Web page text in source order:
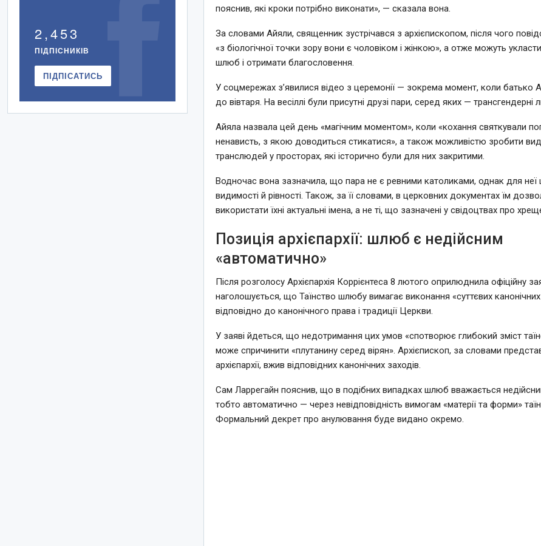
пояснив, які кроки потрібно виконати», — сказала вона.
За словами Айяли, священник зустрічався з архієпископом, після чого
«з біологічної точки зору вони є чоловіком і жінкою», а отже можуть
шлюб і отримати благословення.
У соцмережах з’явилися відео з церемонії — зокрема момент, коли батько
до вівтаря. На весіллі були присутні друзі пари, серед яких — трансгендерні
Айяла назвала цей день «магічним моментом», коли «кохання святкували
ненависть, з якою доводиться стикатися», а також можливістю зробити
транслюдей у просторах, які історично були для них закритими.
Водночас вона зазначила, що пара не є ревними католиками, однак для неї
видимості й рівності. Також, за її словами, в церковних документах їм
використати їхні актуальні імена, а не ті, що зазначені у свідоцтвах про
Позиція архієпархії: шлюб є недійсним
«автоматично»
Після розголосу Архієпархія Коррієнтеса 8 лютого оприлюднила офіційну
наголошується, що Таїнство шлюбу вимагає виконання «суттєвих
відповідно до канонічного права і традиції Церкви.
У заяві йдеться, що недотримання цих умов «спотворює глибокий зміст
може спричинити «плутанину серед вірян». Архієпископ, за словами
архієпархії, вжив відповідних канонічних заходів.
Сам Ларрегайн пояснив, що в подібних випадках шлюб вважається
тобто автоматично — через невідповідність вимогам «матерії та форми»
Формальний декрет про анулювання буде видано окремо.
2,453
ПІДПІСНИКІВ
ПІДПІСАТИСЬ